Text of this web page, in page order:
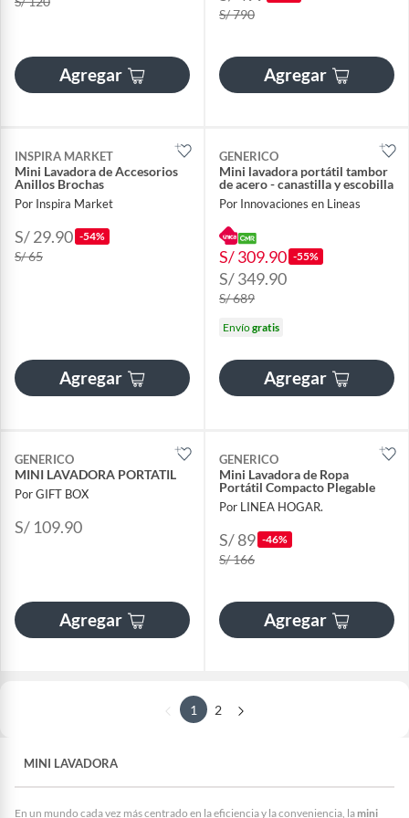
Agregar
S/ 790
Agregar
INSPIRA MARKET
Mini Lavadora de Accesorios
Anillos Brochas
Por Inspira Market
S/ 29.90 -54%
S/ 65
Agregar
GENERICO
Mini lavadora portátil tambor
de acero - canastilla y escobilla
Por Innovaciones en Lineas
S/ 309.90 -55%
S/ 349.90
S/ 689
Envíogratis
Agregar
GENERICO
MINI LAVADORA PORTATIL
Por GIFT BOX
S/ 109.90
Agregar
GENERICO
Mini Lavadora de Ropa
Portátil Compacto Plegable
Por LINEA HOGAR.
S/ 89 -46%
S/ 166
Agregar
1 2
MINI LAVADORA
En un mundo cada vez más centrado en la eficiencia y la conveniencia, la mini